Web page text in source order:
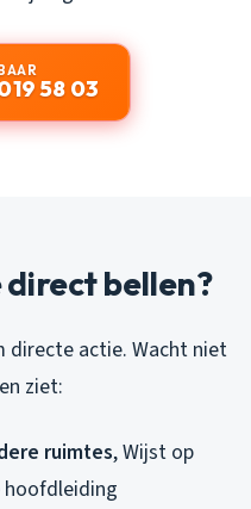
58 03
bellen?
directe actie. Wacht niet
ziet:
ruimtes, Wijst op
hoofdleiding